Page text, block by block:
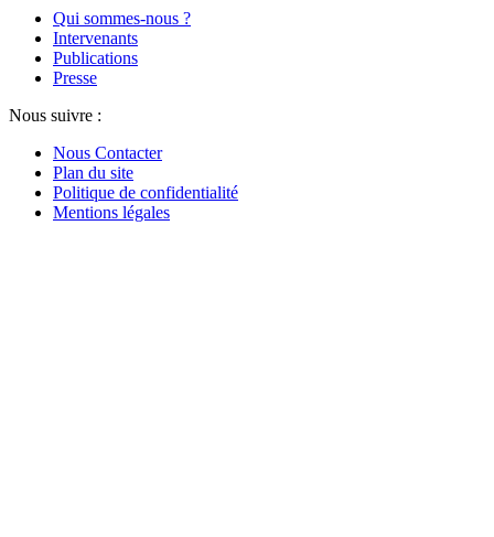
Qui sommes-nous ?
Intervenants
Publications
Presse
Nous suivre :
Nous Contacter
Plan du site
Politique de confidentialité
Mentions légales